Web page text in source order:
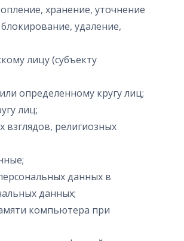
хранение, уточнение
удаление,
лицу (субъекту
определенному кругу лиц;
лиц;
религиозных
данных в
данных;
компьютера при